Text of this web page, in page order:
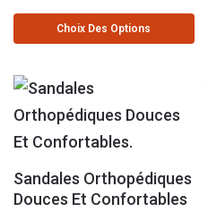
Choix Des Options
Sandales Orthopédiques
Douces Et Confortables